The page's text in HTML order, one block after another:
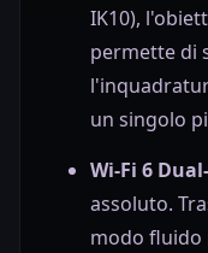
IK10),
permette di
un singolo
Wi-Fi 6
assoluto.
modo fluido